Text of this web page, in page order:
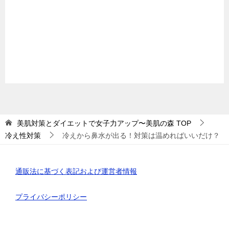
美肌対策とダイエットで女子力アップ〜美肌の森 TOP
冷え性対策
冷えから鼻水が出る！対策は温めればいいだけ？
通販法に基づく表記および運営者情報
プライバシーポリシー